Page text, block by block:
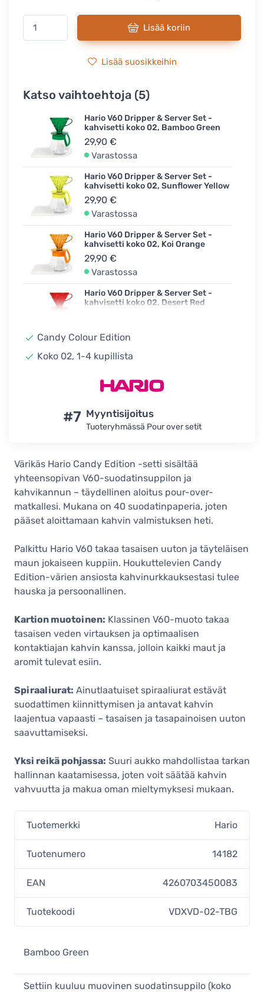
Lisää koriin
Lisää suosikkeihin
Katso vaihtoehtoja (5)
Hario V60 Dripper & Server Set -
kahvisetti koko 02, Bamboo Green
29,90 €
Varastossa
Hario V60 Dripper & Server Set -
kahvisetti koko 02, Sunflower Yellow
29,90 €
Varastossa
Hario V60 Dripper & Server Set -
kahvisetti koko 02, Koi Orange
29,90 €
Varastossa
Hario V60 Dripper & Server Set -
kahvisetti koko 02, Desert Red
Hario V60 Dripper & Server Set-
kahvisetti koko 02, Ocean Blue
Varastossa
Candy Colour Edition
Koko 02, 1-4 kupillista
#7 Myyntisijoitus
Tuoteryhmässä Pour over setit
Värikäs Hario Candy Edition -setti sisältää
yhteensopivan V60-suodatinsuppilon ja
kahvikannun – täydellinen aloitus pour-over-
matkallesi. Mukana on 40 suodatinpaperia, joten
pääset aloittamaan kahvin valmistuksen heti.
Palkittu Hario V60 takaa tasaisen uuton ja täyteläisen
maun jokaiseen kuppiin. Houkuttelevien Candy
Edition-värien ansiosta kahvinurkkauksestasi tulee
hauska ja persoonallinen.
Kartion muotoinen: Klassinen V60-muoto takaa
tasaisen veden virtauksen ja optimaalisen
kontaktiajan kahvin kanssa, jolloin kaikki maut ja
aromit tulevat esiin.
Spiraaliurat: Ainutlaatuiset spiraaliurat estävät
suodattimen kiinnittymisen ja antavat kahvin
laajentua vapaasti – tasaisen ja tasapainoisen uuton
saavuttamiseksi.
Yksi reikä pohjassa: Suuri aukko mahdollistaa tarkan
hallinnan kaatamisessa, joten voit säätää kahvin
vahvuutta ja makua oman mieltymyksesi mukaan.
Tuotemerkki Hario
Tuotenumero 14182
EAN 4260703450083
Tuotekoodi VDXVD-02-TBG
Bamboo Green
Settiin kuuluu muovinen suodatinsuppilo (koko